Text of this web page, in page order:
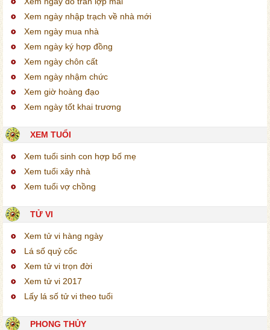
Xem ngày nhập trạch về nhà mới
Xem ngày mua nhà
Xem ngày ký hợp đồng
Xem ngày chôn cất
Xem ngày nhậm chức
Xem giờ hoàng đạo
Xem ngày tốt khai trương
XEM TUỔI
Xem tuổi sinh con hợp bố mẹ
Xem tuổi xây nhà
Xem tuổi vợ chồng
TỬ VI
Xem tử vi hàng ngày
Lá số quỷ cốc
Xem tử vi trọn đời
Xem tử vi 2017
Lấy lá số tử vi theo tuổi
PHONG THỦY